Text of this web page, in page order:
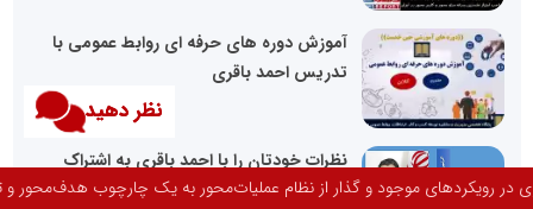
آموزش دوره های حرفه ای روابط عمومی با
تدریس احمد باقری
نظرات خودتان را با احمد باقری به اشتراک
بگذارید
نظر دهید
از نظام عملیات‌محور به یک چارچوب هدف‌محور و تصمیم‌محور تأکید کرد.